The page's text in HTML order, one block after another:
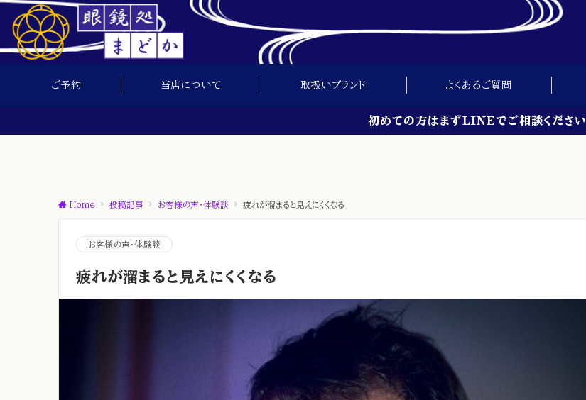
ご予約 当店について 取扱いブランド よくあるご質問
初めての方はまずLINEでご相談ください
Home 投稿記事 お客様の声・体験談 疲れが溜まると見えにくくなる
お客様の声・体験談
疲れが溜まると見えにくくなる